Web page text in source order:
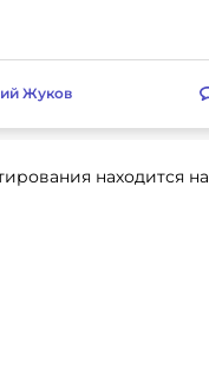
Жуков
находится на